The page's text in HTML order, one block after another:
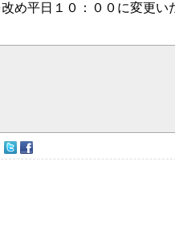
め平日１０：００に変更い